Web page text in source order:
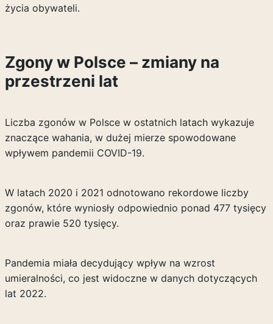
życia obywateli.
Zgony w Polsce – zmiany na
przestrzeni lat
Liczba zgonów w Polsce w ostatnich latach wykazuje
znaczące wahania, w dużej mierze spowodowane
wpływem pandemii COVID-19.
W latach 2020 i 2021 odnotowano rekordowe liczby
zgonów, które wyniosły odpowiednio ponad 477 tysięcy
oraz prawie 520 tysięcy.
Pandemia miała decydujący wpływ na wzrost
umieralności, co jest widoczne w danych dotyczących
lat 2022.